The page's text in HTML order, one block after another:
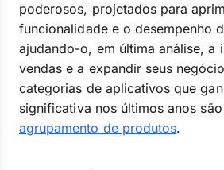
poderosos, projetados para
funcionalidade e o desempenho
ajudando-o, em última análise, a
vendas e a expandir seus
categorias de aplicativos que
significativa nos últimos anos
agrupamento de produtos.